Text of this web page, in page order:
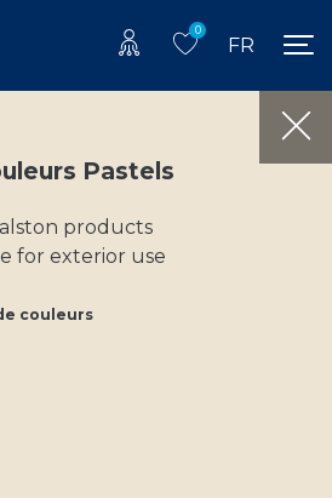
0
FR
Pastels
products
for exterior use
couleurs